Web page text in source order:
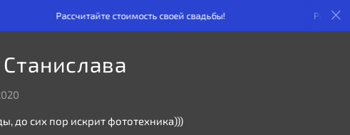
до сих пор искрит фототехника)))
стоимость своей свадьбы! Рассчитайте